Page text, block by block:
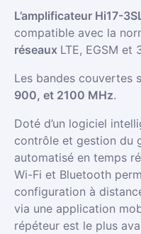
L’amplificateur Hi17-
compatible avec la
réseaux LTE, EGSM et
Les bandes couvertes
900, et 2100 MHz.
Doté d’un logiciel
contrôle et gestion du
automatisé en temps
Wi-Fi et Bluetooth
configuration à
via une application
répéteur est le plus